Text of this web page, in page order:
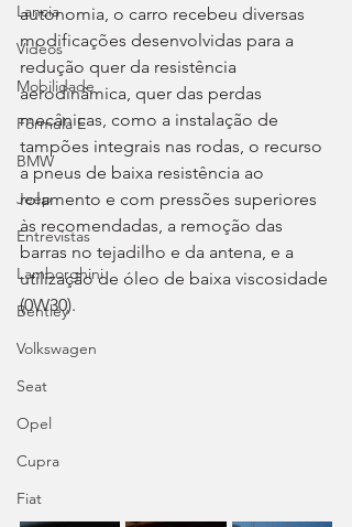
Lancia
Videos
Mobilidade
Fórmula E
BMW
Jeep
Entrevistas
Lamborghini
Bentley
Volkswagen
Seat
Opel
Cupra
Fiat
autonomia, o carro recebeu diversas
modificações desenvolvidas para a
redução quer da resistência
aerodinâmica, quer das perdas
mecânicas, como a instalação de
tampões integrais nas rodas, o recurso
a pneus de baixa resistência ao
rolamento e com pressões superiores
às recomendadas, a remoção das
barras no tejadilho e da antena, e a
utilização de óleo de baixa viscosidade
(0W30).